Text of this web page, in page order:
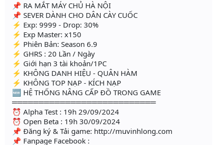
📌 RA MẮT MÁY CHỦ HÀ NỘI
📌 SEVER DÀNH CHO DÂN CÀY CUỐC
⚡ Exp: 9999 - Drop: 30%
⚡ Exp Master: x150
⚡ Phiên Bản: Season 6.9
⚡ GHRS : 20 Lần / Ngày
⚡ Giới hạn 3 tài khoản/1PC
⚡ KHÔNG DANH HIỆU - QUÂN HÀM
⚡ KHÔNG TOP NẠP - KÍCH NẠP
🆕 HỆ THỐNG NÂNG CẤP ĐỒ TRONG GAME
═══════════════════════════
⏰ Alpha Test : 19h 29/09/2024
⏰ Open Beta : 19h 30/09/2024
📌 Đăng ký & Tải game: http://muvinhlong.com
📌 Fanpage Facebook :